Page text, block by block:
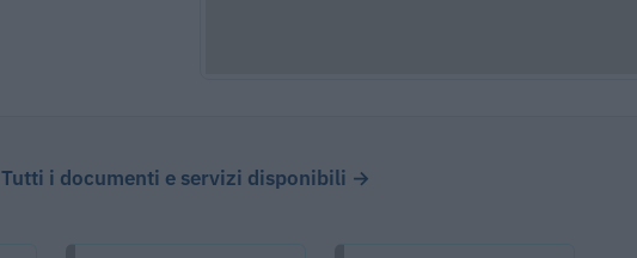
Tutti i documenti e servizi disponibili →